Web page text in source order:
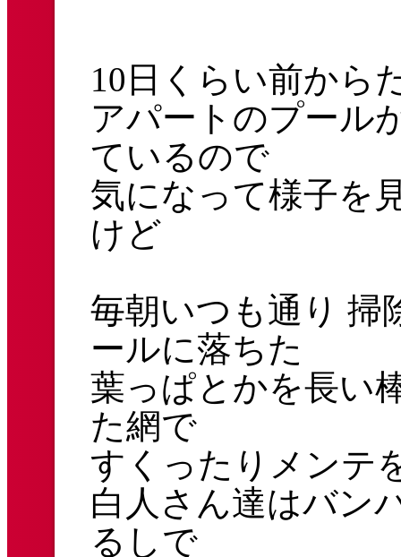
10日くらい前から
アパートのプール
ているので
気になって様子を
けど
毎朝いつも通り 掃
ールに落ちた
葉っぱとかを長い
た網で
すくったりメンテ
白人さん達はバン
るしで